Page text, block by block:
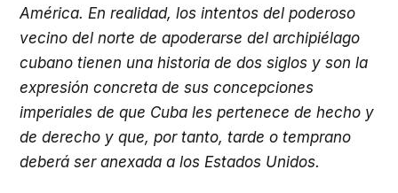
América. En realidad, los intentos del poderoso
vecino del norte de apoderarse del archipiélago
cubano tienen una historia de dos siglos y son la
expresión concreta de sus concepciones
imperiales de que Cuba les pertenece de hecho y
de derecho y que, por tanto, tarde o temprano
deberá ser anexada a los Estados Unidos.